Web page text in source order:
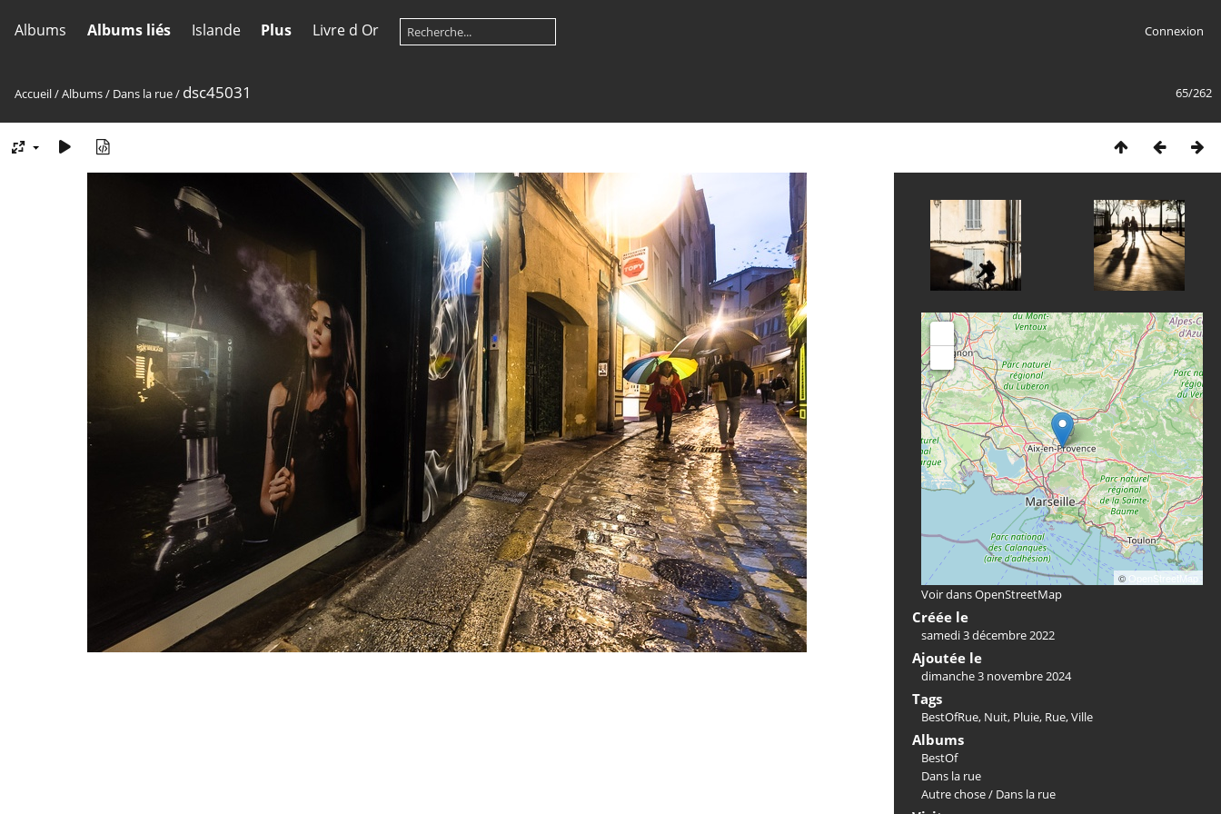
Albums Albums liés Islande Plus Livre d Or Connexion
65/262
Accueil/Albums/ Dans la rue/ dsc45031
© OpenStreetMap
Voir dans OpenStreetMap
Créée le
samedi 3 décembre 2022
Ajoutée le
dimanche 3 novembre 2024
Tags
BestOfRue, Nuit, Pluie, Rue,Ville
Albums
BestOf
Dans la rue
Autre chose/ Dans la rue